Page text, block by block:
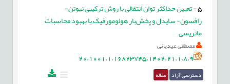
5
-تعیین حداکثر توان انتقالی با روش ترکیبی نیوتن-
رافسون- سایدل و پخش‌بار هولومورفیک با بهبود محاسبات
ماتریسی
مصطفی عیدیانی
20.1001.1.16823745.1402.21.1.8.9
دسترسی آزاد مقاله